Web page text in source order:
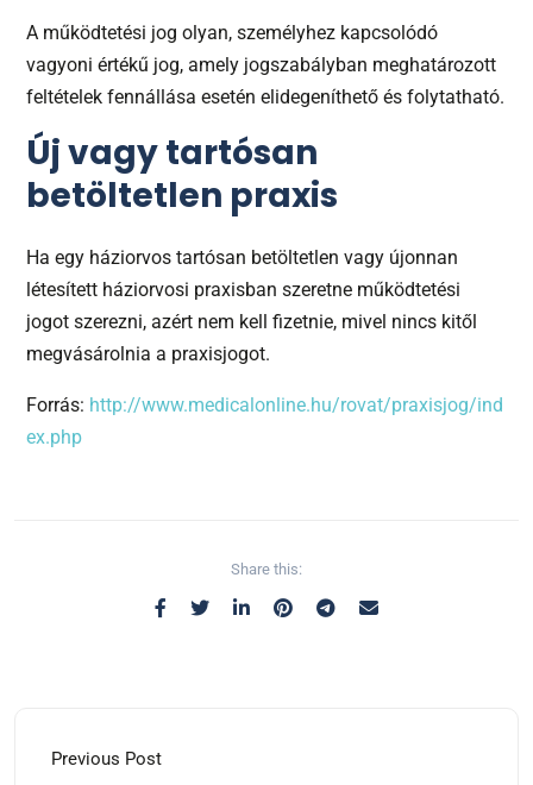
A működtetési jog olyan, személyhez kapcsolódó
vagyoni értékű jog, amely jogszabályban meghatározott
feltételek fennállása esetén elidegeníthető és folytatható.
Új vagy tartósan
betöltetlen praxis
Ha egy háziorvos tartósan betöltetlen vagy újonnan
létesített háziorvosi praxisban szeretne működtetési
jogot szerezni, azért nem kell fizetnie, mivel nincs kitől
megvásárolnia a praxisjogot.
Forrás: http://www.medicalonline.hu/rovat/praxisjog/ind
ex.php
Share this:
Previous Post